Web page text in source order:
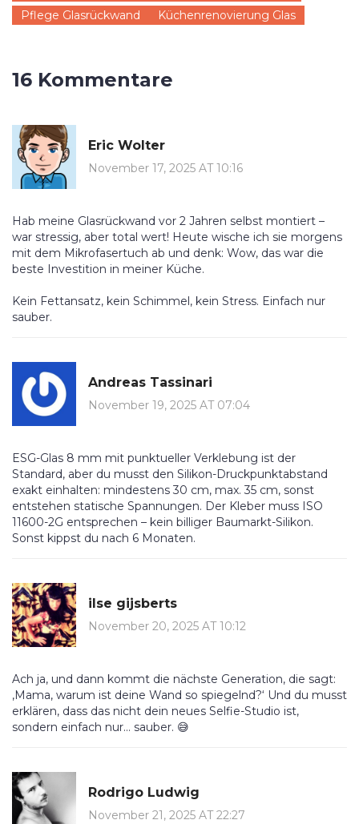
Pflege Glasrückwand Küchenrenovierung Glas
16 Kommentare
Eric Wolter
November 17, 2025 AT 10:16
Hab meine Glasrückwand vor 2 Jahren selbst montiert –
war stressig, aber total wert! Heute wische ich sie morgens
mit dem Mikrofasertuch ab und denk: Wow, das war die
beste Investition in meiner Küche.
Kein Fettansatz, kein Schimmel, kein Stress. Einfach nur
sauber.
Andreas Tassinari
November 19, 2025 AT 07:04
ESG-Glas 8 mm mit punktueller Verklebung ist der
Standard, aber du musst den Silikon-Druckpunktabstand
exakt einhalten: mindestens 30 cm, max. 35 cm, sonst
entstehen statische Spannungen. Der Kleber muss ISO
11600-2G entsprechen – kein billiger Baumarkt-Silikon.
Sonst kippst du nach 6 Monaten.
ilse gijsberts
November 20, 2025 AT 10:12
Ach ja, und dann kommt die nächste Generation, die sagt:
‚Mama, warum ist deine Wand so spiegelnd?‘ Und du musst
erklären, dass das nicht dein neues Selfie-Studio ist,
sondern einfach nur… sauber. 😅
Rodrigo Ludwig
November 21, 2025 AT 22:27